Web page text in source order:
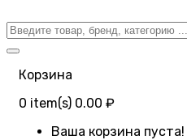
Корзина
0 item(s) 0.00 ₽
Ваша корзина пуста!